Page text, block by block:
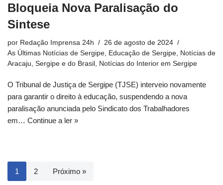
Bloqueia Nova Paralisação do
Sintese
por Redação Imprensa 24h
26 de agosto de 2024
As Últimas Notícias de Sergipe Educação de Sergipe Notícias de
Aracaju, Sergipe e do Brasil Notícias do Interior em Sergipe
O Tribunal de Justiça de Sergipe (TJSE) interveio novamente
para garantir o direito à educação, suspendendo a nova
paralisação anunciada pelo Sindicato dos Trabalhadores
em… Continue a ler »
1 2 Próximo »